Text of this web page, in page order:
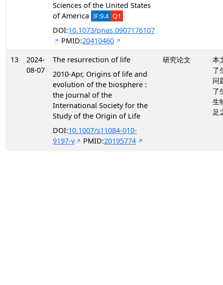
Sciences of the United States
of America IF:9.4 Q1
DOI:10.1073/pnas.0907176107
PMID:20410460
13
2024-
08-07
The resurrection of life
2010-Apr, Origins of life and
evolution of the biosphere :
the journal of the
International Society for the
Study of the Origin of Life
DOI:10.1007/s11084-010-
9197-y
PMID:20195774
研究论文
本
了
问
了
生
足